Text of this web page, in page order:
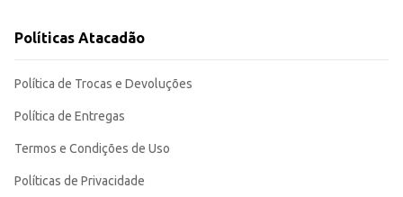
Políticas Atacadão
Política de Trocas e Devoluções
Política de Entregas
Termos e Condições de Uso
Políticas de Privacidade